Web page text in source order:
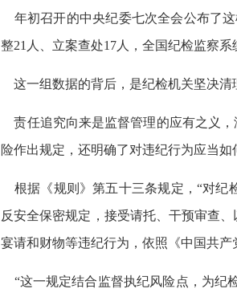
年初召开的中央纪委七次全会公布了
整21人、立案查处17人，全国纪检监察系
这一组数据的背后，是纪检机关坚决清
责任追究向来是监督管理的应有之义，
险作出规定，还明确了对违纪行为应当如
根据《规则》第五十三条规定，“对纪
反安全保密规定，接受请托、干预审查
宴请和财物等违纪行为，依照《中国共产
“这一规定结合监督执纪风险点，为纪